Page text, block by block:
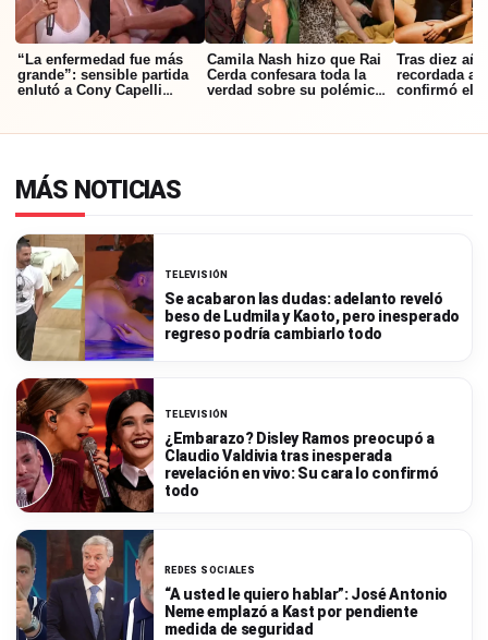
“La enfermedad fue más
grande”: sensible partida
enlutó a Cony Capelli
Camila Nash hizo que Rai
Cerda confesara toda la
verdad sobre su polémico
Tras diez
recordada
confirmó el
MÁS NOTICIAS
TELEVISIÓN
Se acabaron las dudas: adelanto reveló
beso de Ludmila y Kaoto, pero inesperado
regreso podría cambiarlo todo
TELEVISIÓN
¿Embarazo? Disley Ramos preocupó a
Claudio Valdivia tras inesperada
revelación en vivo: Su cara lo confirmó
todo
REDES SOCIALES
“A usted le quiero hablar”: José Antonio
Neme emplazó a Kast por pendiente
medida de seguridad